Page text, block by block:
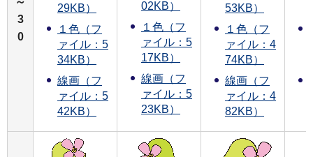
3
0
29KB）
１色（フ
ァイル：5
34KB）
線画（フ
ァイル：5
42KB）
02KB）
１色（フ
ァイル：5
17KB）
線画（フ
ァイル：5
23KB）
53KB）
１色（フ
ァイル：4
74KB）
線画（フ
ァイル：4
82KB）